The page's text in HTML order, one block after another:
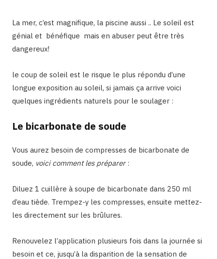
La mer, c’est magnifique, la piscine aussi .. Le soleil est
génial et bénéfique mais en abuser peut être très
dangereux!
le coup de soleil est le risque le plus répondu d’une
longue exposition au soleil, si jamais ça arrive voici
quelques ingrédients naturels pour le soulager :
Le bicarbonate de soude
Vous aurez besoin de compresses de bicarbonate de
soude, voici comment les préparer:
Diluez 1 cuillère à soupe de bicarbonate dans 250 ml
d’eau tiède. Trempez-y les compresses, ensuite mettez-
les directement sur les brûlures.
Renouvelez l’application plusieurs fois dans la journée si
besoin et ce, jusqu’à la disparition de la sensation de